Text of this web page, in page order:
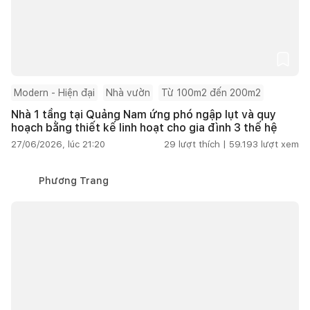
Modern - Hiện đại Nhà vườn Từ 100m2 đến 200m2
Nhà 1 tầng tại Quảng Nam ứng phó ngập lụt và quy
hoạch bằng thiết kế linh hoạt cho gia đình 3 thế hệ
27/06/2026, lúc 21:20 29 lượt thích | 59.193 lượt xem
Phương Trang